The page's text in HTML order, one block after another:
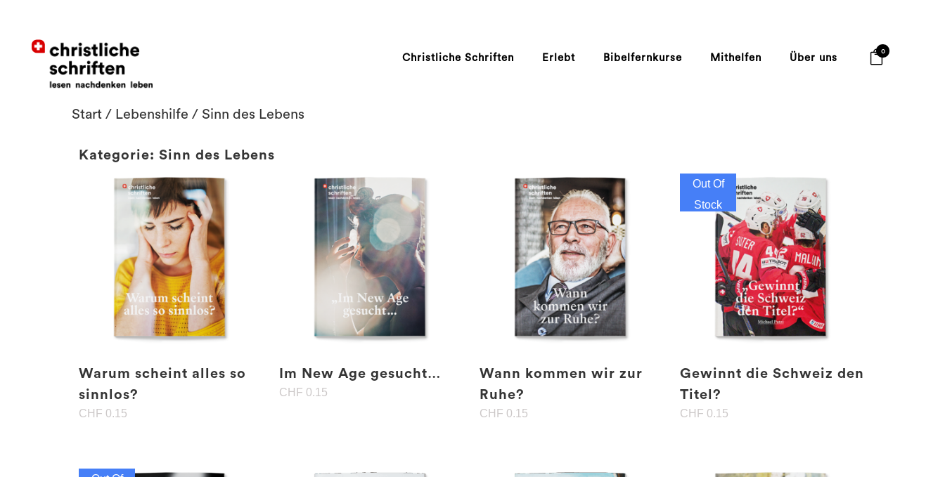
0
Christliche Schriften Erlebt Bibelfernkurse Mithelfen Über uns
Start / Lebenshilfe / Sinn des Lebens
Kategorie: Sinn des Lebens
Warum scheint alles so
sinnlos?
CHF 0.15
Im New Age gesucht…
CHF 0.15
Wann kommen wir zur
Ruhe?
CHF 0.15
Out Of
Stock
Gewinnt die Schweiz den
Titel?
CHF 0.15